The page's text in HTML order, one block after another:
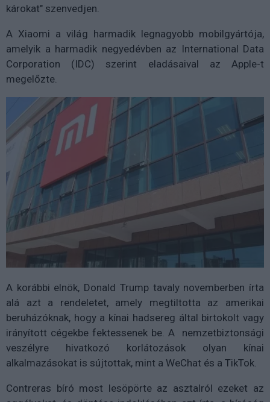
károkat" szenvedjen.
A Xiaomi a világ harmadik legnagyobb mobilgyártója,
amelyik a harmadik negyedévben az International Data
Corporation (IDC) szerint eladásaival az Apple-t
megelőzte.
A korábbi elnök, Donald Trump tavaly novemberben írta
alá azt a rendeletet, amely megtiltotta az amerikai
beruházóknak, hogy a kínai hadsereg által birtokolt vagy
irányított cégekbe fektessenek be. A nemzetbiztonsági
veszélyre hivatkozó korlátozások olyan kínai
alkalmazásokat is sújtottak, mint a WeChat és a TikTok.
Contreras bíró most lesöpörte az asztalról ezeket az